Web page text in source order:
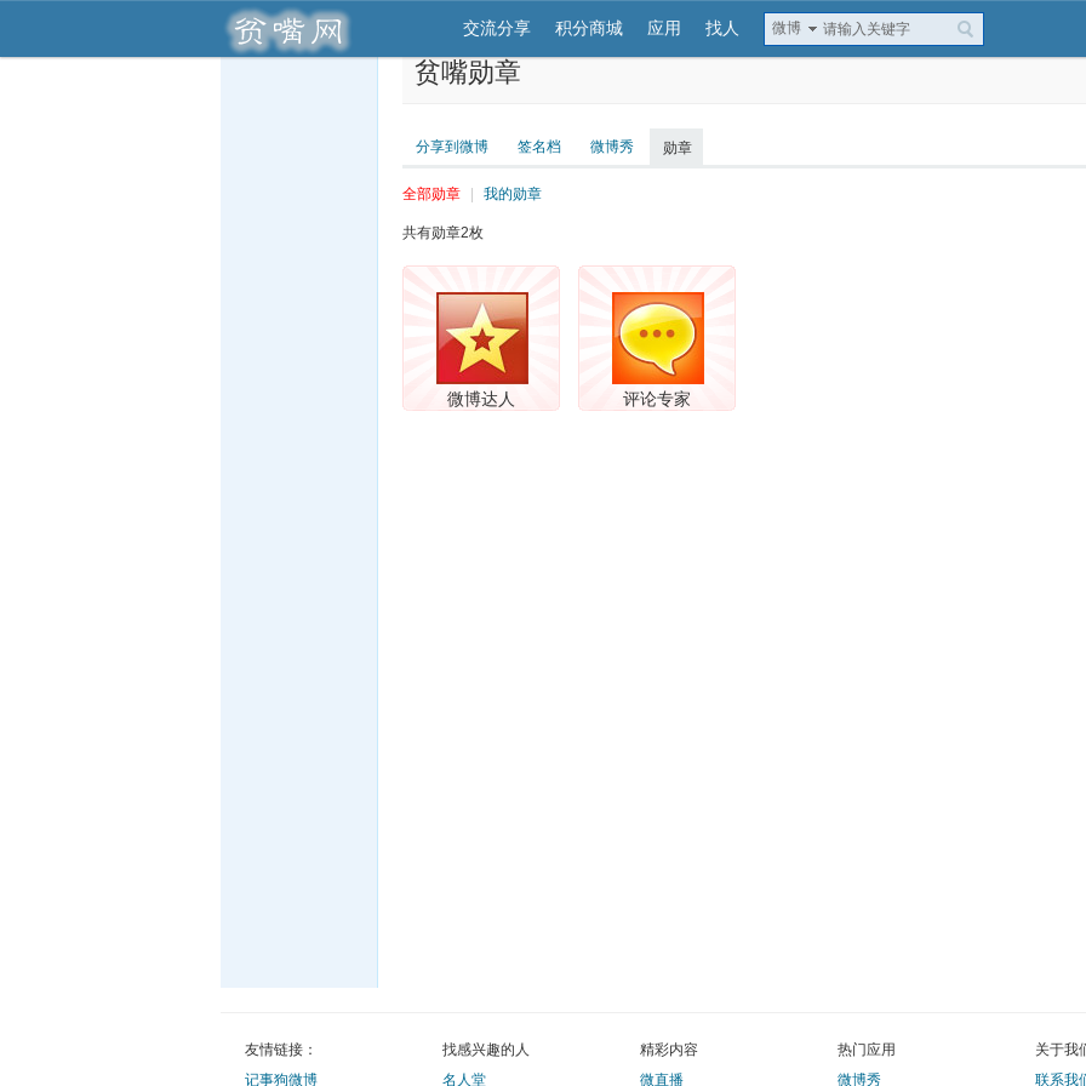
交流分享 积分商城 应用 找人 微博
贫嘴勋章
分享到微博 签名档 微博秀 勋章
全部勋章 我的勋章
共有勋章2枚
微博达人 评论专家
友情链接：
记事狗微博
找感兴趣的人
名人堂
精彩内容
微直播
热门应用
微博秀
关于我
联系我